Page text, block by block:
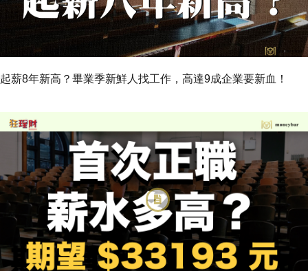
起薪8年新高？畢業季新鮮人找工作，高達9成企業要新血！